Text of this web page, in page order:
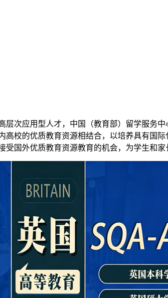
次应用型人才，中国（教育部）留学服务
高校的优质教育资源相结合，以培养具有国
国外优质教育资源教育的机会，为学生和家